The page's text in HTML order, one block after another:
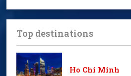
Top destinations
Ho Chi Minh